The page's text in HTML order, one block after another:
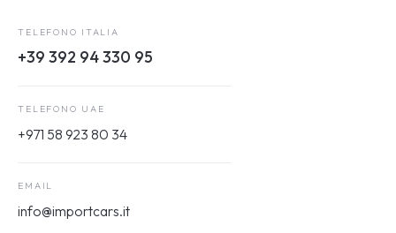
TELEFONO ITALIA
+39 392 94 330 95
TELEFONO UAE
+971 58 923 80 34
EMAIL
info@importcars.it